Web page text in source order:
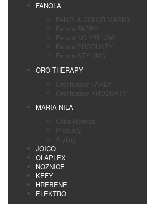
FANOLA
FANOLA COLOR MASKY
Fanola FARBY
Fanola NO YELLOW
Fanola PRODUKTY
Fanola STYLING
ORO THERAPY
OroTherapy FARBY
OroTherapy PRODUKTY
MARIA NILA
Color Refresh
Produkty
Styling
JOICO
OLAPLEX
NOZNICE
KEFY
HREBENE
ELEKTRO